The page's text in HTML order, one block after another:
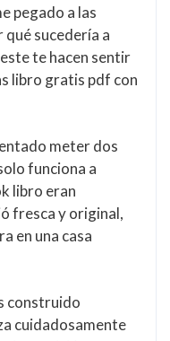
pegado a las
sucedería a
te hacen sentir
libro gratis pdf con
meter dos
funciona a
libro eran
fresca y original,
en una casa
construido
cuidadosamente